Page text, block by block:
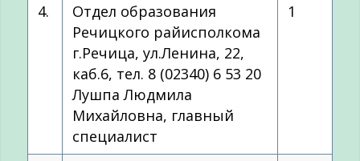
4.
Отдел образования
Речицкого райисполкома
г.Речица, ул.Ленина, 22,
каб.6, тел. 8 (02340) 6 53 20
Лушпа Людмила
Михайловна, главный
специалист
1